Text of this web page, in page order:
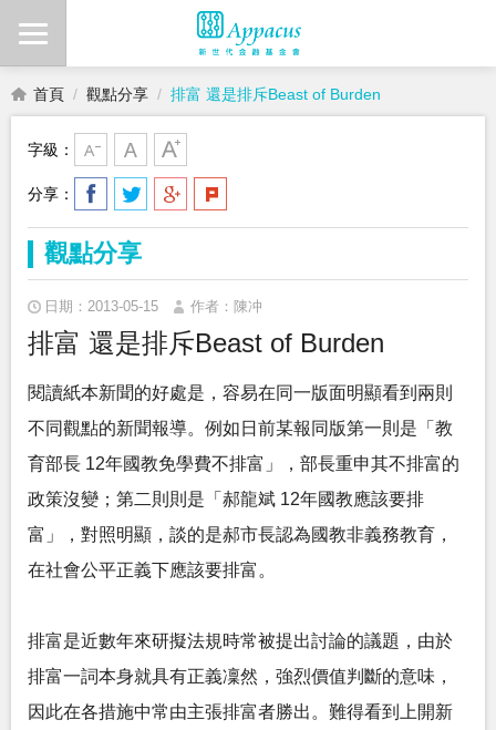
首頁 觀點分享 排富 還是排斥Beast of Burden
字級：
分享：
觀點分享
日期：2013-05-15 作者：陳冲
排富 還是排斥Beast of Burden
閱讀紙本新聞的好處是，容易在同一版面明顯看到兩則
不同觀點的新聞報導。例如日前某報同版第一則是「教
育部長 12年國教免學費不排富」，部長重申其不排富的
政策沒變；第二則則是「郝龍斌 12年國教應該要排
富」，對照明顯，談的是郝市長認為國教非義務教育，
在社會公平正義下應該要排富。
排富是近數年來研擬法規時常被提出討論的議題，由於
排富一詞本身就具有正義凜然，強烈價值判斷的意味，
因此在各措施中常由主張排富者勝出。難得看到上開新